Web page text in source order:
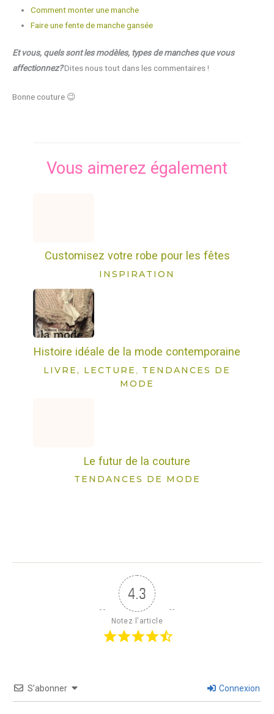
Comment monter une manche
Faire une fente de manche gansée
Et vous, quels sont les modèles, types de manches que vous
affectionnez?Dites nous tout dans les commentaires !
Bonne couture 😉
Vous aimerez également
Customisez votre robe pour les fêtes
INSPIRATION
Histoire idéale de la mode contemporaine
LIVRE, LECTURE
TENDANCES DE
MODE
Le futur de la couture
TENDANCES DE MODE
4.3
Notez l'article
S’abonner Connexion